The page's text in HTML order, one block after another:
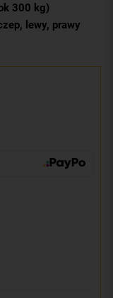
300 kg)
lewy, prawy